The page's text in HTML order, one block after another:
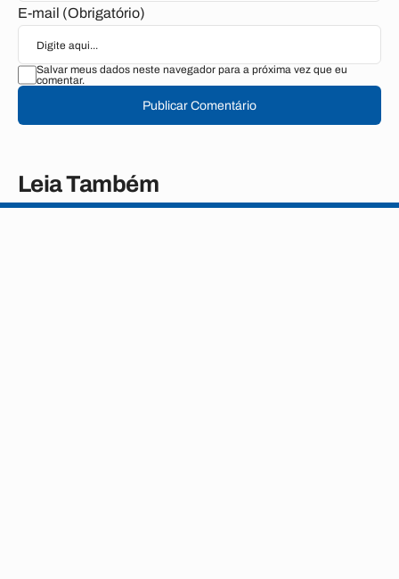
E-mail (Obrigatório)
Salvar meus dados neste navegador para a próxima vez que eu
comentar.
Publicar Comentário
Leia Também